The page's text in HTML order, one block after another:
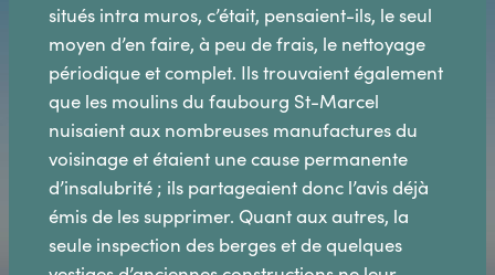
situés intra muros, c’était, pensaient-ils, le seul
moyen d’en faire, à peu de frais, le nettoyage
périodique et complet. Ils trouvaient également
que les moulins du faubourg St-Marcel
nuisaient aux nombreuses manufactures du
voisinage et étaient une cause permanente
d’insalubrité ; ils partageaient donc l’avis déjà
émis de les supprimer. Quant aux autres, la
seule inspection des berges et de quelques